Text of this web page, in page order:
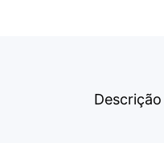
Descrição